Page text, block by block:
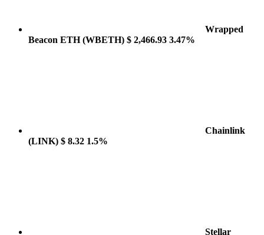
Wrapped
Beacon ETH(WBETH) $ 2,466.93 3.47%
Chainlink
(LINK) $ 8.32 1.5%
Stellar